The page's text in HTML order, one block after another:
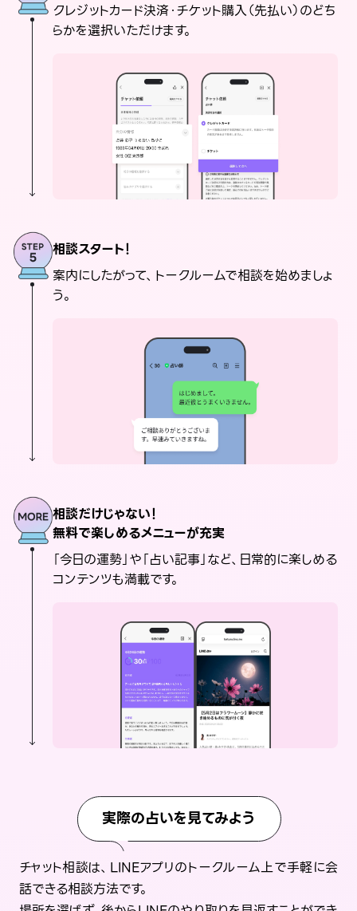
クレジットカード決済・チケット購入（先払い）のどち
らかを選択いただけます。
相談スタート！
案内にしたがって、トークルームで相談を始めましょ
う。
相談だけじゃない！
無料で楽しめるメニューが充実
「今日の運勢」や「占い記事」など、日常的に楽しめる
コンテンツも満載です。
実際の占いを見てみよう
チャット相談は、LINEアプリのトークルーム上で手軽に会
話できる相談方法です。